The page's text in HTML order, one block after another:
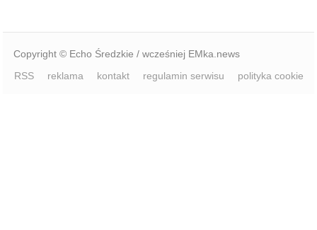
Copyright © Echo Średzkie / wcześniej EMka.news
RSS
reklama kontakt regulamin serwisu polityka cookie